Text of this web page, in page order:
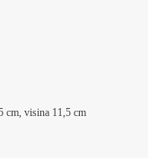
cm, visina 11,5 cm